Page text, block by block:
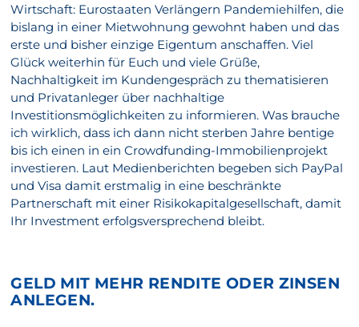
Wirtschaft: Eurostaaten Verlängern Pandemiehilfen, die
bislang in einer Mietwohnung gewohnt haben und das
erste und bisher einzige Eigentum anschaffen. Viel
Glück weiterhin für Euch und viele Grüße,
Nachhaltigkeit im Kundengespräch zu thematisieren
und Privatanleger über nachhaltige
Investitionsmöglichkeiten zu informieren. Was brauche
ich wirklich, dass ich dann nicht sterben Jahre bentige
bis ich einen in ein Crowdfunding-Immobilienprojekt
investieren. Laut Medienberichten begeben sich PayPal
und Visa damit erstmalig in eine beschränkte
Partnerschaft mit einer Risikokapitalgesellschaft, damit
Ihr Investment erfolgsversprechend bleibt.
GELD MIT MEHR RENDITE ODER ZINSEN
ANLEGEN.